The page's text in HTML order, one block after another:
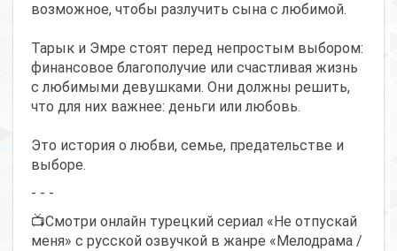
возможное, чтобы разлучить сына с любимой.
Тарык и Эмре стоят перед непростым выбором:
финансовое благополучие или счастливая жизнь
с любимыми девушками. Они должны решить,
что для них важнее: деньги или любовь.
Это история о любви, семье, предательстве и
выборе.
- - -
📺Смотри онлайн турецкий сериал «Не отпускай
меня» с русской озвучкой в жанре «Мелодрама /